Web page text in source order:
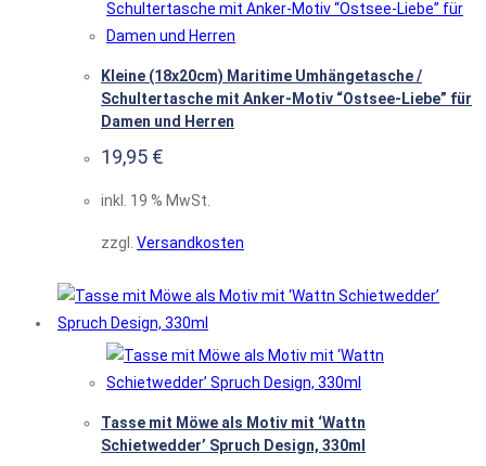
Kleine (18x20cm) Maritime Umhängetasche /
Schultertasche mit Anker-Motiv “Ostsee-Liebe” für
Damen und Herren
19,95 €
inkl. 19 % MwSt.
zzgl. Versandkosten
Tasse mit Möwe als Motiv mit ‘Wattn
Schietwedder’ Spruch Design, 330ml